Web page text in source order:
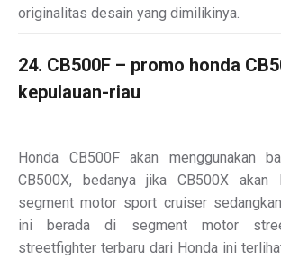
originalitas desain yang dimilikinya.
24. CB500F – promo honda
kepulauan-riau
Honda CB500F akan menggunakan
CB500X, bedanya jika CB500X
segment motor sport cruiser
ini berada di segment motor
streetfighter terbaru dari Honda ini